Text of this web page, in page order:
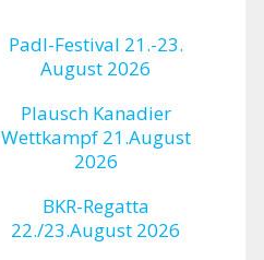
Padl-Festival 21.-23.
August 2026
Plausch Kanadier
Wettkampf 21.August
2026
BKR-Regatta
22./23.August 2026